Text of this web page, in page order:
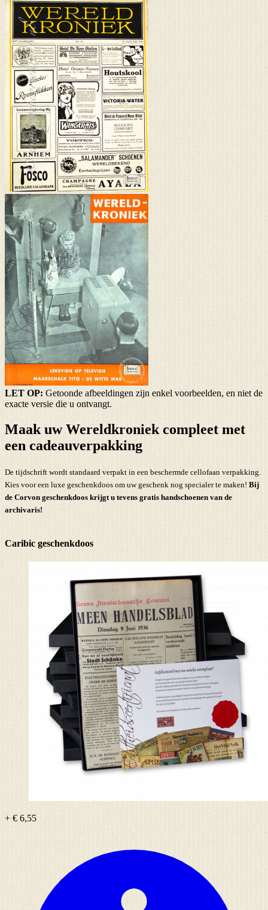
LET OP: Getoonde afbeeldingen zijn enkel voorbeelden, en niet de
exacte versie die u ontvangt.
Maak uw Wereldkroniek compleet met
een cadeauverpakking
De tijdschrift wordt standaard verpakt in een beschermde cellofaan verpakking.
Kies voor een luxe geschenkdoos om uw geschenk nog specialer te maken! Bij
de Corvon geschenkdoos krijgt u tevens gratis handschoenen van de
archivaris!
Caribic geschenkdoos
+ € 6,55